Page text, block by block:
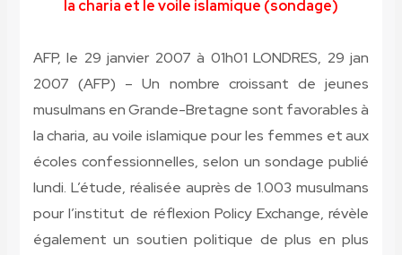
la charia et le voile islamique (sondage)
AFP, le 29 janvier 2007 à 01h01 LONDRES, 29 jan
2007 (AFP) – Un nombre croissant de jeunes
musulmans en Grande-Bretagne sont favorables à
la charia, au voile islamique pour les femmes et aux
écoles confessionnelles, selon un sondage publié
lundi. L’étude, réalisée auprès de 1.003 musulmans
pour l’institut de réflexion Policy Exchange, révèle
également un soutien politique de plus en plus